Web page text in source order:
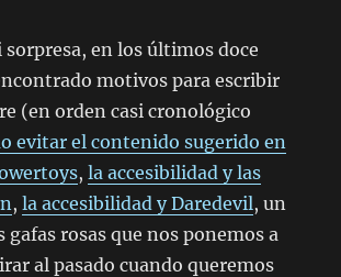
sorpresa, en los últimos doce
motivos para escribir
(en orden casi cronológico
evitar el contenido sugerido en
,la accesibilidad y las
,la accesibilidad y Daredevil, un
gafas rosas que nos ponemos a
al pasado cuando queremos